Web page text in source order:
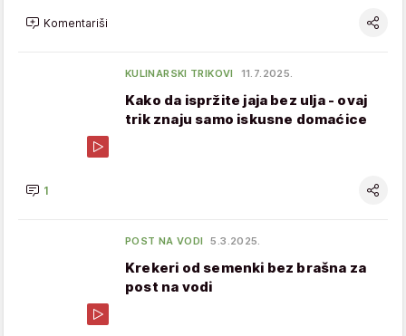
Komentariši
KULINARSKI TRIKOVI 11.7.2025.
Kako da ispržite jaja bez ulja - ovaj
trik znaju samo iskusne domaćice
1
POST NA VODI 5.3.2025.
Krekeri od semenki bez brašna za
post na vodi